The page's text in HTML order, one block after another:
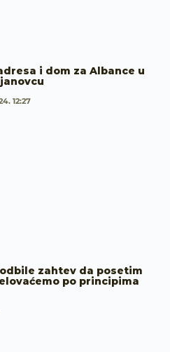
i dom za Albance u
12:27
zahtev da posetim
po principima